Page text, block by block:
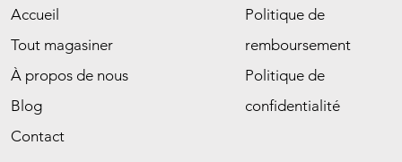
Accueil
Tout magasiner
À propos de nous
Blog
Contact
Politique de
remboursement
Politique de
confidentialité